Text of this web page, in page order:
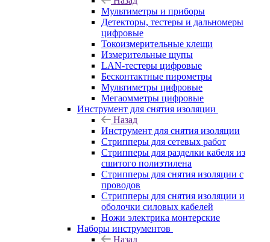
Мультиметры и приборы
Детекторы, тестеры и дальномеры
цифровые
Токоизмерительные клещи
Измерительные щупы
LAN-тестеры цифровые
Бесконтактные пирометры
Мультиметры цифровые
Мегаомметры цифровые
Инструмент для снятия изоляции
Назад
Инструмент для снятия изоляции
Стрипперы для сетевых работ
Стрипперы для разделки кабеля из
сшитого полиэтилена
Cтрипперы для снятия изоляции с
проводов
Стрипперы для снятия изоляции и
оболочки силовых кабелей
Ножи электрика монтерские
Наборы инструментов
Назад